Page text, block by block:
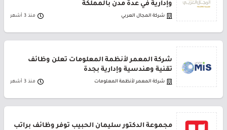
وإدارية في عدة مدن بالمملكة
شركة المجال العربي منذ 3 أشهر
شركة المعمر لأنظمة المعلومات تعلن وظائف
تقنية وهندسية وإدارية بجدة
شركة المعمر لأنظمة المعلومات منذ 3 أشهر
مجموعة الدكتور سليمان الحبيب توفر وظائف براتب